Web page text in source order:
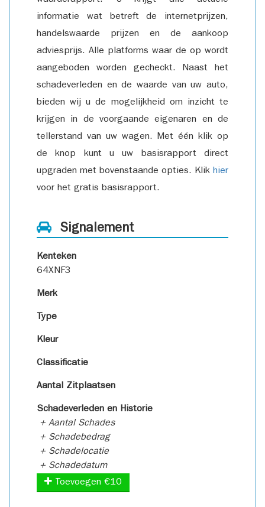
informatie wat betreft de internetprijzen,
handelswaarde prijzen en de aankoop
adviesprijs. Alle platforms waar de op wordt
aangeboden worden gecheckt. Naast het
schadeverleden en de waarde van uw auto,
bieden wij u de mogelijkheid om inzicht te
krijgen in de voorgaande eigenaren en de
tellerstand van uw wagen. Met één klik op
de knop kunt u uw basisrapport direct
upgraden met bovenstaande opties. Klik hier
voor het gratis basisrapport.
Signalement
Kenteken
64XNF3
Merk
Type
Kleur
Classificatie
Aantal Zitplaatsen
Schadeverleden en Historie
+ Aantal Schades
+ Schadebedrag
+ Schadelocatie
+ Schadedatum
Toevoegen €10